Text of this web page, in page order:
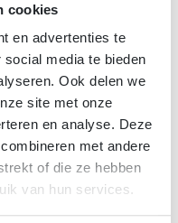
cookies
en advertenties te
media te bieden
Ook delen we
site met onze
en analyse. Deze
met andere
of die ze hebben
van hun services.
Omnicem Tegellijm
Grijs
binnen 3 dagen
75